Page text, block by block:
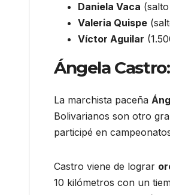
Daniela Vaca
Valeria Quispe
Víctor Aguilar
Ángela
La marchista paceña
Bolivarianos son otro
participé en
Castro viene de lograr
10 kilómetros con un